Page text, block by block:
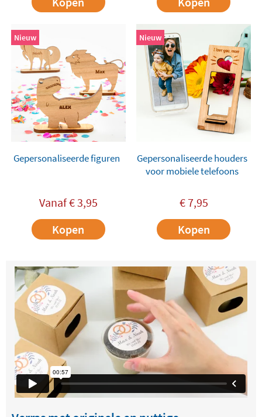
Nieuw
Gepersonaliseerde figuren
Vanaf€3,95
Kopen
Nieuw
Gepersonaliseerde houders
voor mobiele telefoons
€7,95
Kopen